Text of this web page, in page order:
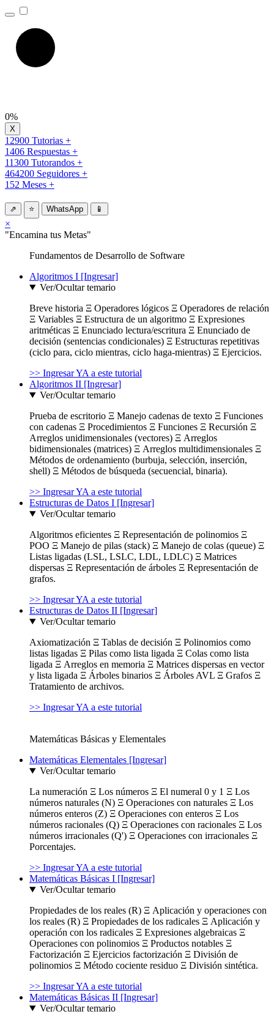
0%
12900 Tutorias +
1406 Respuestas +
11300 Tutorandos +
464200 Seguidores +
152 Meses +
⇗ ⭐ WhatsApp 📱
×
"Encamina tus Metas"
Fundamentos de Desarrollo de Software
Algoritmos I [Ingresar]
Ver/Ocultar temario
Breve historia Ξ Operadores lógicos Ξ Operadores de relación
Ξ Variables Ξ Estructura de un algoritmo Ξ Expresiones
aritméticas Ξ Enunciado lectura/escritura Ξ Enunciado de
decisión (sentencias condicionales) Ξ Estructuras repetitivas
(ciclo para, ciclo mientras, ciclo haga-mientras) Ξ Ejercicios.
>> Ingresar YA a este tutorial
Algoritmos II [Ingresar]
Ver/Ocultar temario
Prueba de escritorio Ξ Manejo cadenas de texto Ξ Funciones
con cadenas Ξ Procedimientos Ξ Funciones Ξ Recursión Ξ
Arreglos unidimensionales (vectores) Ξ Arreglos
bidimensionales (matrices) Ξ Arreglos multidimensionales Ξ
Métodos de ordenamiento (burbuja, selección, inserción,
shell) Ξ Métodos de búsqueda (secuencial, binaria).
>> Ingresar YA a este tutorial
Estructuras de Datos I [Ingresar]
Ver/Ocultar temario
Algoritmos eficientes Ξ Representación de polinomios Ξ
POO Ξ Manejo de pilas (stack) Ξ Manejo de colas (queue) Ξ
Listas ligadas (LSL, LSLC, LDL, LDLC) Ξ Matrices
dispersas Ξ Representación de árboles Ξ Representación de
grafos.
>> Ingresar YA a este tutorial
Estructuras de Datos II [Ingresar]
Ver/Ocultar temario
Axiomatización Ξ Tablas de decisión Ξ Polinomios como
listas ligadas Ξ Pilas como lista ligada Ξ Colas como lista
ligada Ξ Arreglos en memoria Ξ Matrices dispersas en vector
y lista ligada Ξ Árboles binarios Ξ Árboles AVL Ξ Grafos Ξ
Tratamiento de archivos.
>> Ingresar YA a este tutorial
Matemáticas Básicas y Elementales
Matemáticas Elementales [Ingresar]
Ver/Ocultar temario
La numeración Ξ Los números Ξ El numeral 0 y 1 Ξ Los
números naturales (N) Ξ Operaciones con naturales Ξ Los
números enteros (Z) Ξ Operaciones con enteros Ξ Los
números racionales (Q) Ξ Operaciones con racionales Ξ Los
números irracionales (Q') Ξ Operaciones con irracionales Ξ
Porcentajes.
>> Ingresar YA a este tutorial
Matemáticas Básicas I [Ingresar]
Ver/Ocultar temario
Propiedades de los reales (R) Ξ Aplicación y operaciones con
los reales (R) Ξ Propiedades de los radicales Ξ Aplicación y
operación con los radicales Ξ Expresiones algebraicas Ξ
Operaciones con polinomios Ξ Productos notables Ξ
Factorización Ξ Ejercicios factorización Ξ División de
polinomios Ξ Método cociente residuo Ξ División sintética.
>> Ingresar YA a este tutorial
Matemáticas Básicas II [Ingresar]
Ver/Ocultar temario